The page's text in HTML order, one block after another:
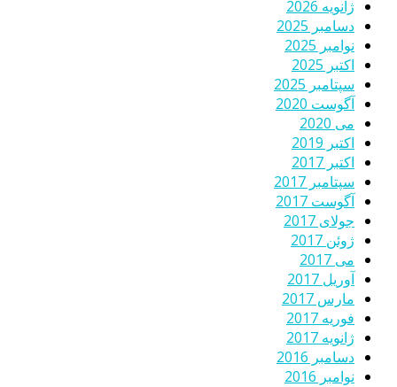
ژانویه 2026
دسامبر 2025
نوامبر 2025
اکتبر 2025
سپتامبر 2025
آگوست 2020
می 2020
اکتبر 2019
اکتبر 2017
سپتامبر 2017
آگوست 2017
جولای 2017
ژوئن 2017
می 2017
آوریل 2017
مارس 2017
فوریه 2017
ژانویه 2017
دسامبر 2016
نوامبر 2016